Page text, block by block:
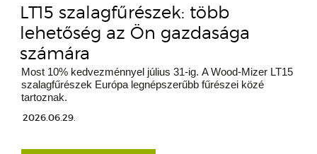
LT15 szalagfűrészek: több
lehetőség az Ön gazdasága
számára
Most 10% kedvezménnyel július 31-ig. A Wood-Mizer LT15
szalagfűrészek Európa legnépszerűbb fűrészei közé
tartoznak.
2026.06.29.